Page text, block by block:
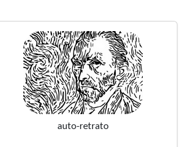
auto-retrato